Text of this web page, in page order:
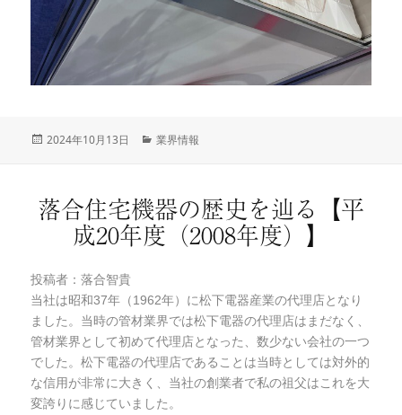
投
2024年10月13日
カ
ー
業界情報
落合住宅機器の歴史を辿る【平
成20年度（2008年度）】
投稿者：落合智貴
当社は昭和37年（1962年）に松下電器産業の代理店となり
ました。当時の管材業界では松下電器の代理店はまだなく、
管材業界として初めて代理店となった、数少ない会社の一つ
でした。松下電器の代理店であることは当時としては対外的
な信用が非常に大きく、当社の創業者で私の祖父はこれを大
変誇りに感じていました。